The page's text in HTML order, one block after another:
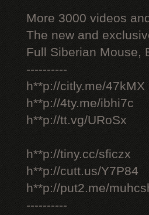
More 3000 videos
The new and
Full Siberian Mouse,
----------
h**p://citly.me/47kMX
h**p://4ty.me/ibhi7c
h**p://tt.vg/URoSx
h**p://tiny.cc/sficzx
h**p://cutt.us/Y7P84
h**p://put2.me/
----------